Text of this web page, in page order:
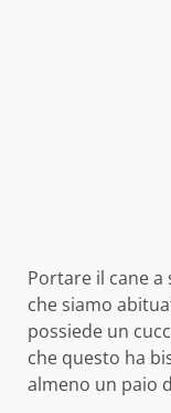
Portare il cane a
che siamo
possiede un
che questo ha
almeno un paio